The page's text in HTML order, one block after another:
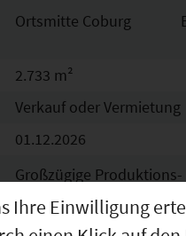
Ortsmitte Coburg
2.733 m²
Verkauf oder Vermietung
01.12.2026
Großzügige
mit darunterliegenden,
zur Verfügung.
Ihre Einwilligung